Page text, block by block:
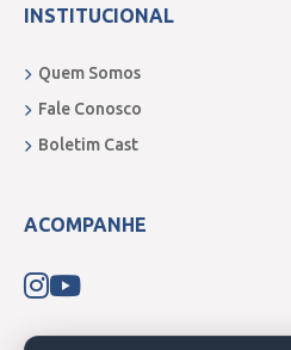
INSTITUCIONAL
Quem Somos
Fale Conosco
Boletim Cast
ACOMPANHE